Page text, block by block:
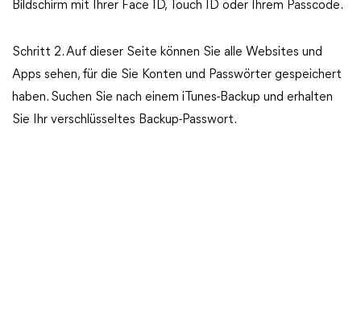
Bildschirm mit Ihrer Face ID, Touch ID oder Ihrem Passcode.
Schritt 2. Auf dieser Seite können Sie alle Websites und
Apps sehen, für die Sie Konten und Passwörter gespeichert
haben. Suchen Sie nach einem iTunes-Backup und erhalten
Sie Ihr verschlüsseltes Backup-Passwort.